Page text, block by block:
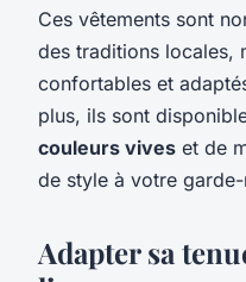
Ces vêtements sont
des traditions locales,
confortables et
plus, ils sont
couleurs vives et de
de style à votre
Adapter sa